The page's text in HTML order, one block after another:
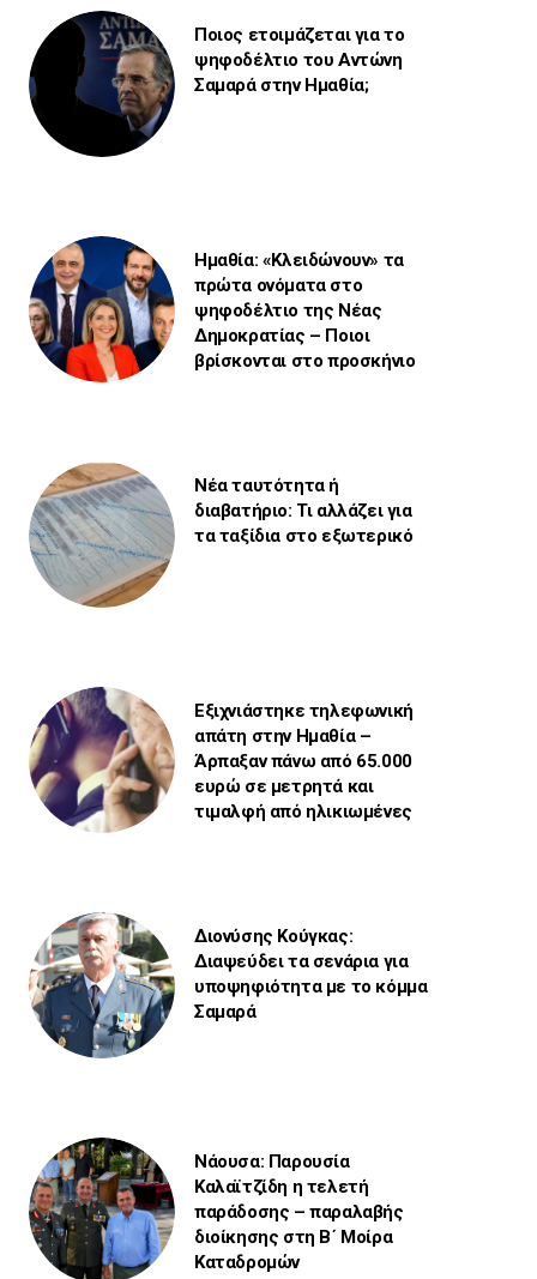
Ποιος ετοιμάζεται για το
ψηφοδέλτιο του Αντώνη
Σαμαρά στην Ημαθία;
Ημαθία: «Κλειδώνουν» τα
πρώτα ονόματα στο
ψηφοδέλτιο της Νέας
Δημοκρατίας – Ποιοι
βρίσκονται στο προσκήνιο
Νέα ταυτότητα ή
διαβατήριο: Τι αλλάζει για
τα ταξίδια στο εξωτερικό
Εξιχνιάστηκε τηλεφωνική
απάτη στην Ημαθία –
Άρπαξαν πάνω από 65.000
ευρώ σε μετρητά και
τιμαλφή από ηλικιωμένες
Διονύσης Κούγκας:
Διαψεύδει τα σενάρια για
υποψηφιότητα με το κόμμα
Σαμαρά
Νάουσα: Παρουσία
Καλαϊτζίδη η τελετή
παράδοσης – παραλαβής
διοίκησης στη Β΄ Μοίρα
Καταδρομών